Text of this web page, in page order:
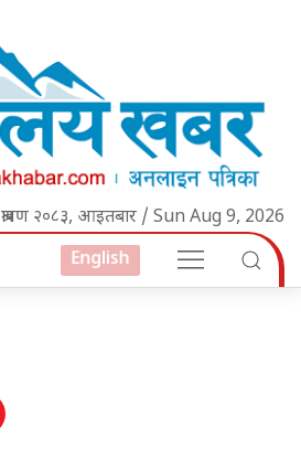
२०८३, आइतबार / Sun Aug 9, 2026
English